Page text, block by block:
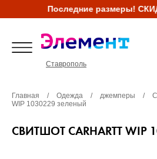
Последние размеры!
Ставрополь
Главная / Одежда / джемперы /
WIP 1030229 зеленый
СВИТШОТ CARHARTT WIP